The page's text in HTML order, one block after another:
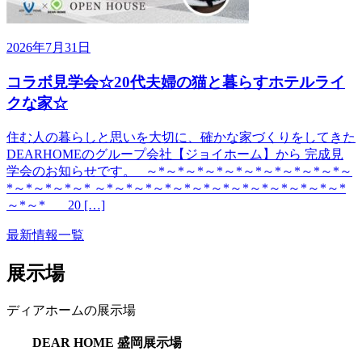
2026年7月31日
コラボ見学会☆20代夫婦の猫と暮らすホテルライ
クな家☆
住む人の暮らしと思いを大切に、確かな家づくりをしてきた
DEARHOMEのグループ会社【ジョイホーム】から 完成見
学会のお知らせです。 ～*～*～*～*～*～*～*～*～*～*～
*～*～*～*～* ～*～*～*～*～*～*～*～*～*～*～*～*～*
～*～* 20 […]
最新情報一覧
展示場
ディアホームの展示場
DEAR HOME 盛岡展示場